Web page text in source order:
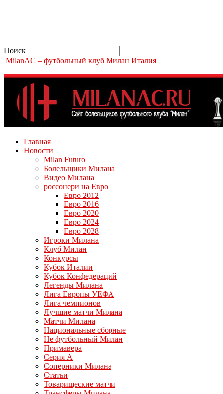
Поиск
MilanAC – футбольный клуб Милан Италия
Главная
Новости
Milan Futuro
Болельщики Милана
Видео Милана
россонери на Евро
Евро 2012
Евро 2016
Евро 2020
Евро 2024
Евро 2028
Игроки Милана
Клуб Милан
Конкурсы
Кубок Италии
Кубок Конфедераций
Легенды Милана
Лига Европы УЕФА
Лига чемпионов
Лучшие матчи Милана
Матчи Милана
Национальные сборные
Не футбольный Милан
Примавера
Серия А
Соперники Милана
Статьи
Товарищеские матчи